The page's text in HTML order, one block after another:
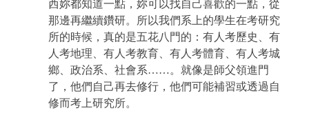
西妳都知道一點，妳可以找自己喜歡的一點，從
那邊再繼續鑽研。所以我們系上的學生在考研究
所的時候，真的是五花八門的：有人考歷史、有
人考地理、有人考教育、有人考體育、有人考城
鄉、政治系、社會系……。就像是師父領進門
了，他們自己再去修行，他們可能補習或透過自
修而考上研究所。